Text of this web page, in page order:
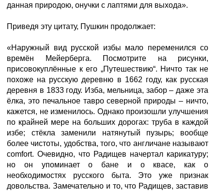
данная природою, онучки с лаптями для выхода».
Приведя эту цитату, Пушкин продолжает:
«Наружный вид русской избы мало переменился со
времён Мейерберга. Посмотрите на рисунки,
присовокуплённые к его „Путешествию“. Ничто так не
похоже на русскую деревню в 1662 году, как русская
деревня в 1833 году. Изба, мельница, забор – даже эта
ёлка, это печальное тавро северной природы – ничто,
кажется, не изменилось. Однако произошли улучшения
по крайней мере на больших дорогах: труба в каждой
избе; стёкла заменили натянутый пузырь; вообще
более чистоты, удобства, того, что англичане называют
comfort. Очевидно, что Радищев начертал карикатуру;
но он упоминает о бане и о квасе, как о
необходимостях русского быта. Это уже признак
довольства. Замечательно и то, что Радищев, заставив